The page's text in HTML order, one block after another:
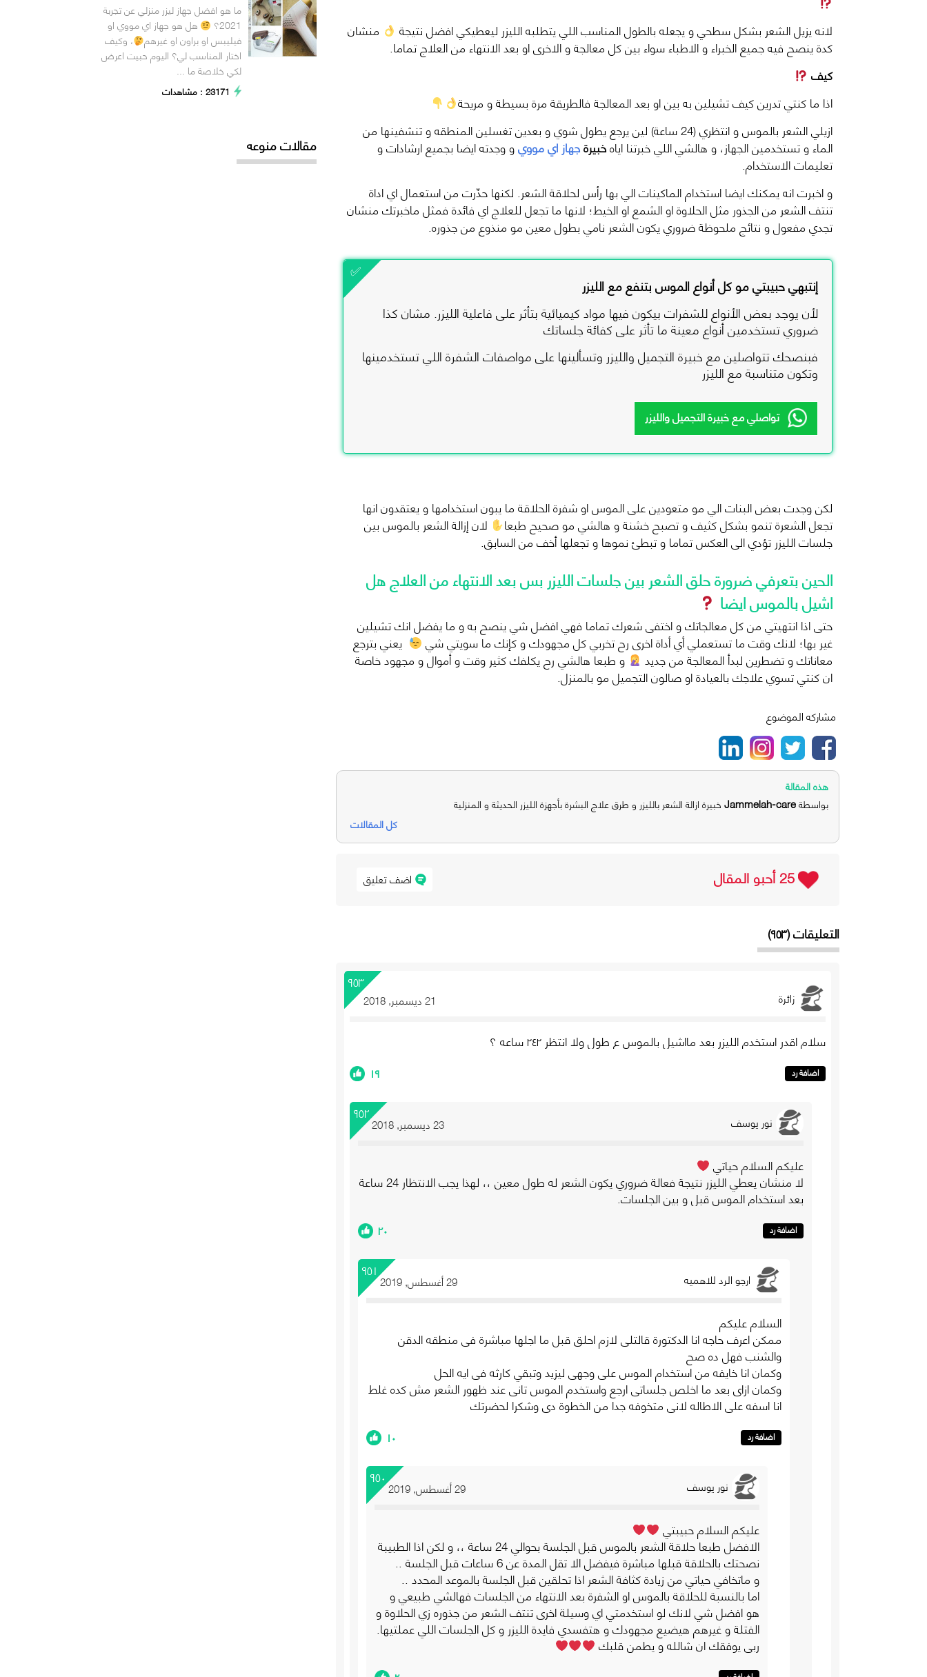
لانه يزيل الشعر بشكل سطحي و يجعله بالطول المناسب اللي يتطلبه الليزر ليعطيكي افضل نتيجة منشان
كدة ينصح فيه جميع الخبراء و الاطباء سواء بين كل معالجة و الاخرى او بعد الانتهاء من العلاج تماما.
كيف
اذا ما كنتي تدرين كيف تشيلين به بين او بعد المعالجة فالطريقة مرة بسيطة و مريحة
ازيلي الشعر بالموس و انتظري (24 ساعة) لين يرجع يطول شوي و بعدين تغسلين المنطقه و تنشفينها من
الماء و تستخدمين الجهاز، و هالشي اللي خبرتنا اياهخبيرةجهاز اي موويو وجدته ايضا بجميع ارشادات و
تعليمات الاستخدام.
و اخبرت انه يمكنك ايضا استخدام الماكينات الي بها رأس لحلاقة الشعر. لكنها حذّرت من استعمال اي اداة
تنتف الشعر من الجذور مثل الحلاوة او الشمع او الخيط؛ لانها ما تجعل للعلاج اي فائدة فمثل ماخبرتك منشان
تجدي مفعول و نتائج ملحوظة ضروري يكون الشعر نامي بطول معين مو منذوع من جذوره.
إنتبهي حبيبتي مو كل أنواع الموس بتنفع مع الليزر
لأن يوجد بعض الأنواع للشفرات بيكون فيها مواد كيميائية بتأثر على فاعلية الليزر. مشان كذا
ضروري تستخدمين أنواع معينة ما تأثر على كفائة جلساتك
فبنصحك تتواصلين مع خبيرة التجميل والليزر وتسألينها على مواصفات الشفرة اللي تستخدمينها
وتكون متناسبة مع الليزر
تواصلي مع خبيرة التجميل والليزر
لكن وجدت بعض البنات الي مو متعودين على الموس او شفرة الحلاقة ما يبون استخدامها و يعتقدون انها
تجعل الشعرة تنمو بشكل كثيف و تصبح خشنة و هالشي مو صحيح طبعا لان إزالة الشعر بالموس بين
جلسات الليزر تؤدي الى العكس تماما و تبطئ نموها و تجعلها أخف من السابق.
الحين بتعرفي ضرورة حلق الشعر بين جلسات الليزر بس بعد الانتهاء من العلاج هل
اشيل بالموس ايضا
حتى اذا انتهيتي من كل معالجاتك و اختفى شعرك تماما فهي افضل شي ينصح به و ما يفضل انك تشيلين
غير بها؛ لانك وقت ما تستعملي أي أداة اخرى رح تخربي كل مجهودك و كإنك ما سويتي شي يعني بترجع
معاناتك و تضطرين لبدأ المعالجة من جديد و طبعا هالشي رح يكلفك كثير وقت و أموال و مجهود خاصة
ان كنتي تسوي علاجك بالعيادة او صالون التجميل مو بالمنزل.
مشاركه الموضوع
هذه المقالة
بواسطةJammelah-care خبيرة ازالة الشعر بالليزر و طرق علاج البشرة بأجهزة الليزر الحديثة و المنزلية
كل المقالات
اضف تعليق 25 أحبو المقال
التعليقات (٩٥٣)
٩٥٣
زائرة 21 ديسمبر, 2018
سلام اقدر استخدم الليزر بعد مااشيل بالموس ع طول ولا انتظر ٢٤٢ ساعه ؟
اضافة رد ١٩
٩٥٢ نور يوسف 23 ديسمبر, 2018
عليكم السلام حياتي
لا منشان يعطي الليزر نتيجة فعالة ضروري يكون الشعر له طول معين ،، لهذا يجب الانتظار 24 ساعة
بعد استخدام الموس قبل و بين الجلسات.
اضافة رد ٢٠
٩٥١ ارجو الرد للاهميه 29 أغسطس, 2019
السلام عليكم
ممكن اعرف حاجه انا الدكتورة قالتلى لازم احلق قبل ما اجلها مباشرة فى منطقه الدقن
والشنب فهل ده صح
وكمان انا خايفه من استخدام الموس على وجهى ليزيد وتبقي كارثه فى ايه الحل
وكمان ازاى بعد ما اخلص جلساتى ارجع واستخدم الموس تانى عند ظهور الشعر مش كده غلط
انا اسفه على الاطاله لانى متخوفه جدا من الخطوة دى وشكرا لحضرتك
اضافة رد ١٠
٩٥٠ نور يوسف 29 أغسطس, 2019
عليكم السلام حبيبتي
الافضل طبعا حلاقة الشعر بالموس قبل الجلسة بحوالي 24 ساعة ،، و لكن اذا الطبيبة
نصحتك بالحلاقة قبلها مباشرة فيفضل الا تقل المدة عن 6 ساعات قبل الجلسة ..
و ماتخافي حياتي من زيادة كثافة الشعر اذا تحلقين قبل الجلسة بالموعد المحدد ..
اما بالنسبة للحلاقة بالموس او الشفرة بعد الانتهاء من الجلسات فهالشي طبيعي و
هو افضل شي لانك لو استخدمتي اي وسيلة اخرى تنتف الشعر من جذوره زي الحلاوة و
الفتلة و غيرهم هيضيع مجهودك و هتفسدي فايدة الليزر و كل الجلسات اللي عملتيها.
ربي يوفقك ان شالله و يطمن قلبك
ما هو افضل جهاز ليزر منزلي عن تجربة
2021؟
هل هو جهاز اي مووي او
فيليبس او براون او غيرهم
، وكيف
اختار المناسب لي؟ اليوم حبيت اعرض
لكي خلاصة ما ...
23171 : مشاهدات
مقالات منوعه